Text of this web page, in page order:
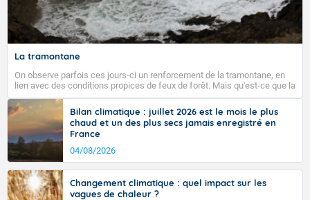
La tramontane
On observe parfois ces jours-ci un renforcement de la tramontane, en
lien avec des conditions propices de feux de forêt. Mais qu'est-ce que la
tramontane ? Quelles sont ses caractéristiques ? La tramontane est un
vent turbulent soufflant de secteur nord-ouest à nord, ou ouest à nord-
ouest, dans un secteur qui part du Roussillon à la vallée de l’Aude et à
l’ouest de l’Hérault. L’étymologie de ce vent vient du latin trasmontanus,
signifiant au-delà des monts, en allusion aux régions montagneuses
d’où provient ce vent.
Bilan climatique : juillet 2026 est le mois le plus
chaud et un des plus secs jamais enregistré en
France
04/08/2026
Changement climatique : quel impact sur les
vagues de chaleur ?